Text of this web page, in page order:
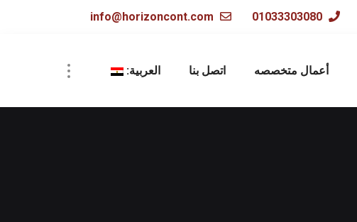
info@horizoncont.com
أعمال متخصصه اتصل بنا العربية: